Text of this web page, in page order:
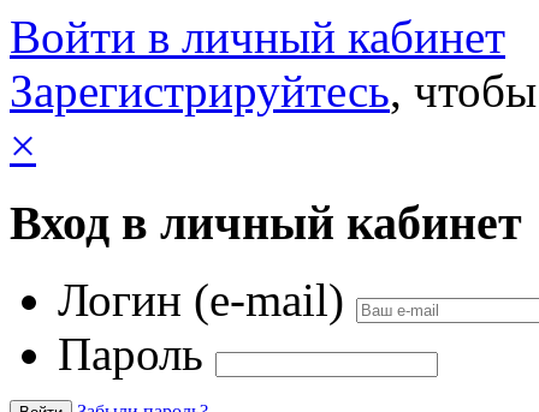
Войти в личный кабинет
Зарегистрируйтесь,
×
Вход в личный кабинет
Логин (e-mail)
Пароль